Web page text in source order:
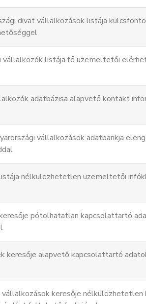
divat vállalkozások listája
vállalkozók listája fő üzemeltetői
adatbázisa alapvető kontakt
vállalkozások adatbankja
nélkülözhetetlen üzemeltetői
pótolhatatlan kapcsolattartó
keresője alapvető kapcsolattartó
vállalkozások keresője